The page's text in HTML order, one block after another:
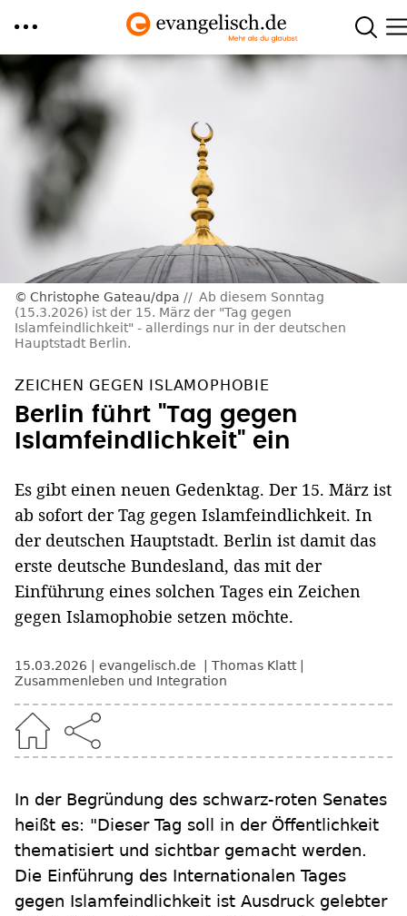
Direkt
zum
Inhalt
Christophe Gateau/dpa
Ab diesem Sonntag
(15.3.2026) ist der 15. März der "Tag gegen
Islamfeindlichkeit" - allerdings nur in der deutschen
Hauptstadt Berlin.
ZEICHEN GEGEN ISLAMOPHOBIE
Berlin führt "Tag gegen
Islamfeindlichkeit" ein
Es gibt einen neuen Gedenktag. Der 15. März ist
ab sofort der Tag gegen Islamfeindlichkeit. In
der deutschen Hauptstadt. Berlin ist damit das
erste deutsche Bundesland, das mit der
Einführung eines solchen Tages ein Zeichen
gegen Islamophobie setzen möchte.
15.03.2026 evangelisch.de
Thomas Klatt
Zusammenleben und Integration
In der Begründung des schwarz-roten Senates
heißt es: "Dieser Tag soll in der Öffentlichkeit
thematisiert und sichtbar gemacht werden.
Die Einführung des Internationalen Tages
gegen Islamfeindlichkeit ist Ausdruck gelebter